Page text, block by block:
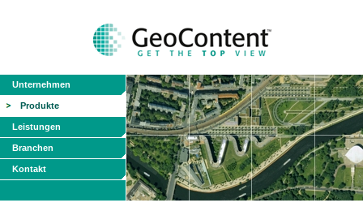
Unternehmen
Produkte
Leistungen
Branchen
Kontakt